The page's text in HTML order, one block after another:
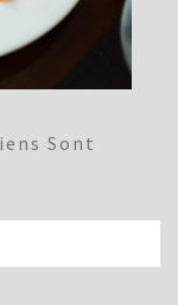
Sont